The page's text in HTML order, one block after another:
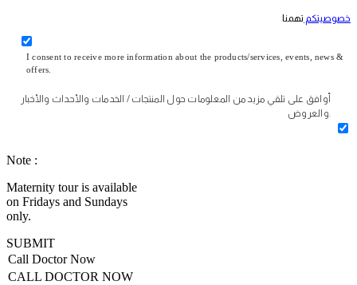
خصوصيتكم تهمنا
I consent to receive more information about the products/services, events, news &
offers.
أوافق على تلقي مزيد من المعلومات حول المنتجات / الخدمات والأحداث والأخبار
والعروض.
Note :
Maternity tour is available
on Fridays and Sundays
only.
SUBMIT
Call Doctor Now
CALL DOCTOR NOW